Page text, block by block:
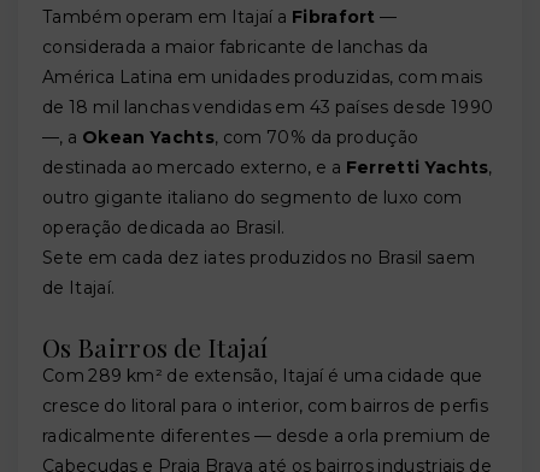
Também operam em Itajaí a Fibrafort —
considerada a maior fabricante de lanchas da
América Latina em unidades produzidas, com mais
de 18 mil lanchas vendidas em 43 países desde 1990
—, a Okean Yachts, com 70% da produção
destinada ao mercado externo, e a Ferretti Yachts,
outro gigante italiano do segmento de luxo com
operação dedicada ao Brasil.
Sete em cada dez iates produzidos no Brasil saem
de Itajaí.
Os Bairros de Itajaí
Com 289 km² de extensão, Itajaí é uma cidade que
cresce do litoral para o interior, com bairros de perfis
radicalmente diferentes — desde a orla premium de
Cabeçudas e Praia Brava até os bairros industriais de